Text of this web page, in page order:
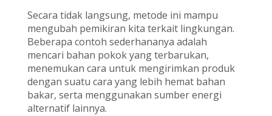
Secara tidak langsung, metode ini mampu
mengubah pemikiran kita terkait lingkungan.
Beberapa contoh sederhananya adalah
mencari bahan pokok yang terbarukan,
menemukan cara untuk mengirimkan produk
dengan suatu cara yang lebih hemat bahan
bakar, serta menggunakan sumber energi
alternatif lainnya.